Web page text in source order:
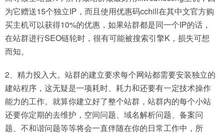
为它赠送15个独立IP，而且使用优惠码cchill在其中文官方购
买主机可以获得10%的优惠，如果站群都是同一个IP的话，
在站群进行SEO链轮时，很有可能被搜索引擎K，损失可想
而知。
2、精力投入大。站群的建立要求每个网站都需要安装独立的
建站程序，这无疑是一项耗时、耗力和还要有一定技术操作
能力的工作。就算你建立好了整个站群，站群内的每个小站
还要你定期的去维护，空间问题、域名解析问题、备案问
题、不和谐问题等等将会一直伴随在你的日常工作中，所